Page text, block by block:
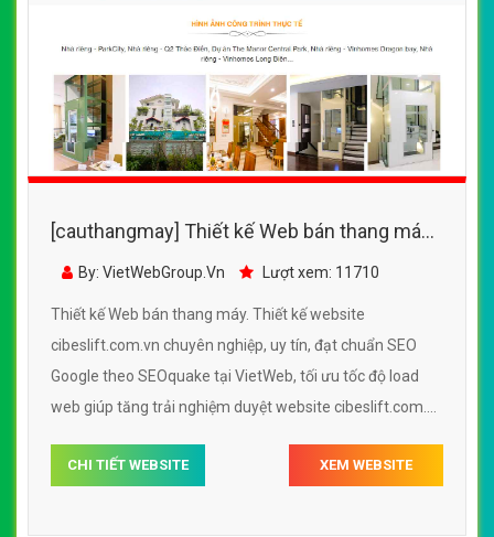
[cauthangmay] Thiết kế Web bán thang máy -
cibeslift.com.vn
By: VietWebGroup.Vn Lượt xem: 11710
Thiết kế Web bán thang máy. Thiết kế website
cibeslift.com.vn chuyên nghiệp, uy tín, đạt chuẩn SEO
Google theo SEOquake tại VietWeb, tối ưu tốc độ load
web giúp tăng trải nghiệm duyệt website cibeslift.com.vn
CHI TIẾT WEBSITE XEM WEBSITE